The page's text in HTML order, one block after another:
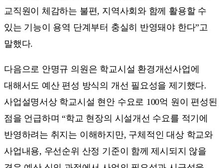
교직원이 체감하는 불편, 지역사회와 함께 활용할 수
있는 기능이 용역 단계부터 충실히 반영돼야 한다”고
말했다.
다음으로 안명규 의원은 학교시설 환경개선사업에
대해서도 예산 편성 방식의 개선 필요성을 제기했다.
사업설명서상 학교시설 현안 수요로 100억 원이 편성된
점을 언급하며 “학교 현장의 시설개선 수요를 적기에
반영하려는 취지는 이해하지만, 구체적인 대상 학교와
사업내용, 우선순위 산정 기준이 함께 제시되지 않을